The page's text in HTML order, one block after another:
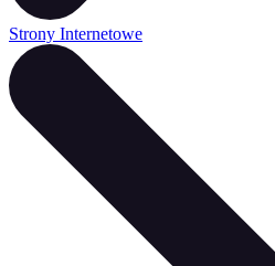
Strony Internetowe